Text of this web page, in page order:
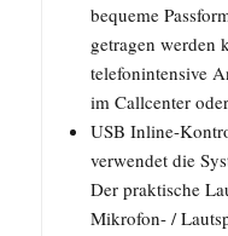
bequeme
getragen werden
telefonintensive
im Callcenter
USB Inline-
verwendet die
Der praktische
Mikrofon- /